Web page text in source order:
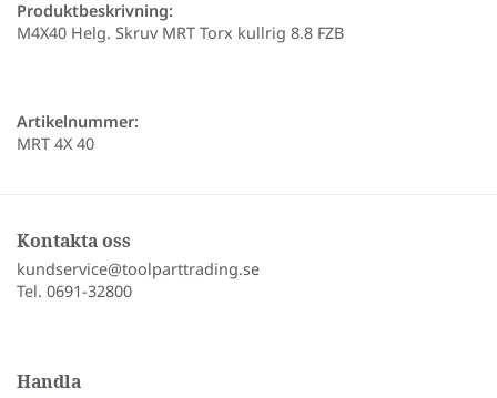
Produktbeskrivning:
M4X40 Helg. Skruv MRT Torx kullrig 8.8 FZB
Artikelnummer:
MRT 4X 40
Kontakta oss
kundservice@toolparttrading.se
Tel. 0691-32800
Handla